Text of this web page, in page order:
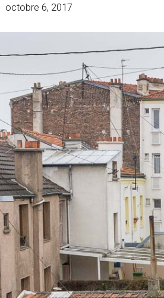
octobre 6, 2017